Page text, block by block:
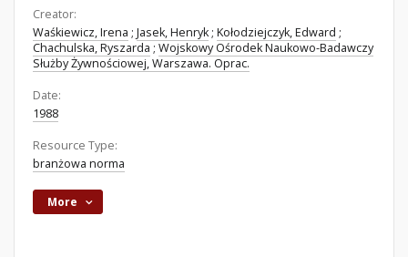
Creator:
Waśkiewicz, Irena ; Jasek, Henryk ; Kołodziejczyk, Edward ;
Chachulska, Ryszarda ; Wojskowy Ośrodek Naukowo-Badawczy
Służby Żywnościowej, Warszawa. Oprac.
Date:
1988
Resource Type:
branżowa norma
More